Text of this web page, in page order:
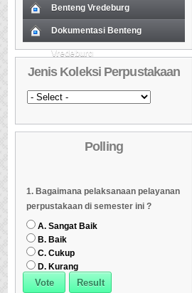
Benteng Vredeburg
01 Koleksi Baru (Cover)
Daftar Koleksi Baru (Tgl.Input)
03 Daftar Koleksi (Pengarang)
04 Daftar Koleksi (Judul)
05 Daftar Koleksi (Subyek)
Daftar Koleksi Banyak
08 Daftar Koleksi (Peruntukan)
Dokumentasi Benteng
Vredeburg
Koleksi Baru (Cover)
02 Daftar Koleksi Baru (Tgl.Input)
03 Daftar Koleksi (Pengarang)
04 Daftar Koleksi (Judul)
Daftar Koleksi (Subyek)
Dipinjam
07 Daftar Koleksi (Klasifikasi/ddc)
Jenis Koleksi Perpustakaan
Polling
1. Bagaimana pelaksanaan pelayanan
perpustakaan di semester ini ?
A. Sangat Baik
B. Baik
C. Cukup
D. Kurang